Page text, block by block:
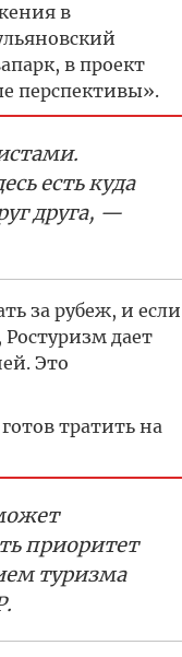
в
в проект
перспективы».
есть куда
друга, —
за рубеж, и если
Ростуризм дает
Это
тратить на
приоритет
туризма